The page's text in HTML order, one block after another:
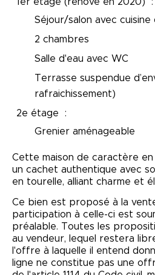
Séjour/salon avec cuisine
2 chambres
Salle d'eau avec WC
Terrasse suspendue
rafraichissement)
2e étage :
Grenier aménageable
Cette maison de caractère
un cachet authentique avec
en tourelle, alliant charme et
Ce bien est proposé à la
participation à celle-ci est
préalable. Toutes les
au vendeur, lequel restera
l'offre à laquelle il entend
ligne ne constitue pas une